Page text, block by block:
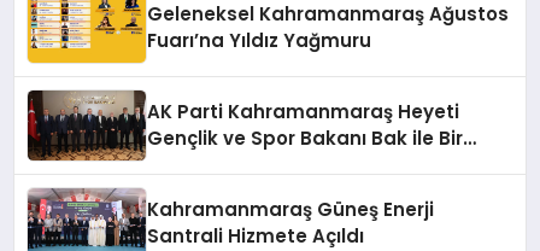
Geleneksel Kahramanmaraş Ağustos
Fuarı’na Yıldız Yağmuru
AK Parti Kahramanmaraş Heyeti
Gençlik ve Spor Bakanı Bak ile Bir
Kahramanmaraş Güneş Enerji
Santrali Hizmete Açıldı